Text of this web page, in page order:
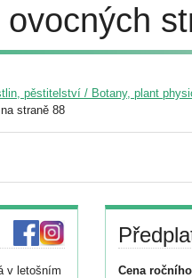
pěstitelství / Botany, plant
na straně 88
v letošním
Cena